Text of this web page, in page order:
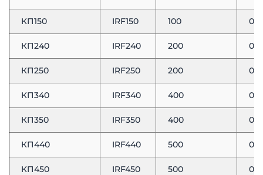
КП150 IRF150 100
КП240 IRF240 200
КП250 IRF250 200
КП340 IRF340 400
КП350 IRF350 400
КП440 IRF440 500
КП450 IRF450 500 0,4